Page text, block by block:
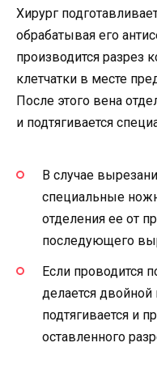
Хирург
обрабатывая его
производится
клетчатки в месте
После этого вена
и подтягивается
В случае
специальные
отделения ее от
последующего
Если проводится
делается
подтягивается и
оставленного